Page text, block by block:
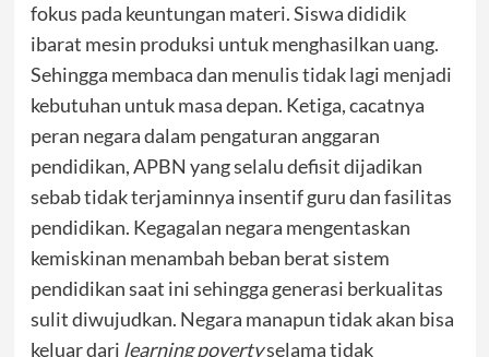
fokus pada keuntungan materi. Siswa dididik
ibarat mesin produksi untuk menghasilkan uang.
Sehingga membaca dan menulis tidak lagi menjadi
kebutuhan untuk masa depan. Ketiga, cacatnya
peran negara dalam pengaturan anggaran
pendidikan, APBN yang selalu defisit dijadikan
sebab tidak terjaminnya insentif guru dan fasilitas
pendidikan. Kegagalan negara mengentaskan
kemiskinan menambah beban berat sistem
pendidikan saat ini sehingga generasi berkualitas
sulit diwujudkan. Negara manapun tidak akan bisa
keluar dari learning povertyselama tidak